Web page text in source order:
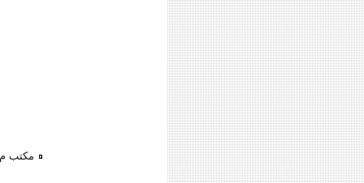
مكتب